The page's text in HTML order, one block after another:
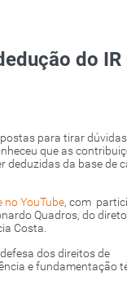
do IR
para tirar
que as
deduzidas da base de
no YouTube, com
Quadros, do
Costa.
dos direitos de
e fundamentação